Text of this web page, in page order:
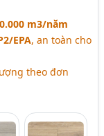
m3/năm
EPA, an toàn cho
theo đơn